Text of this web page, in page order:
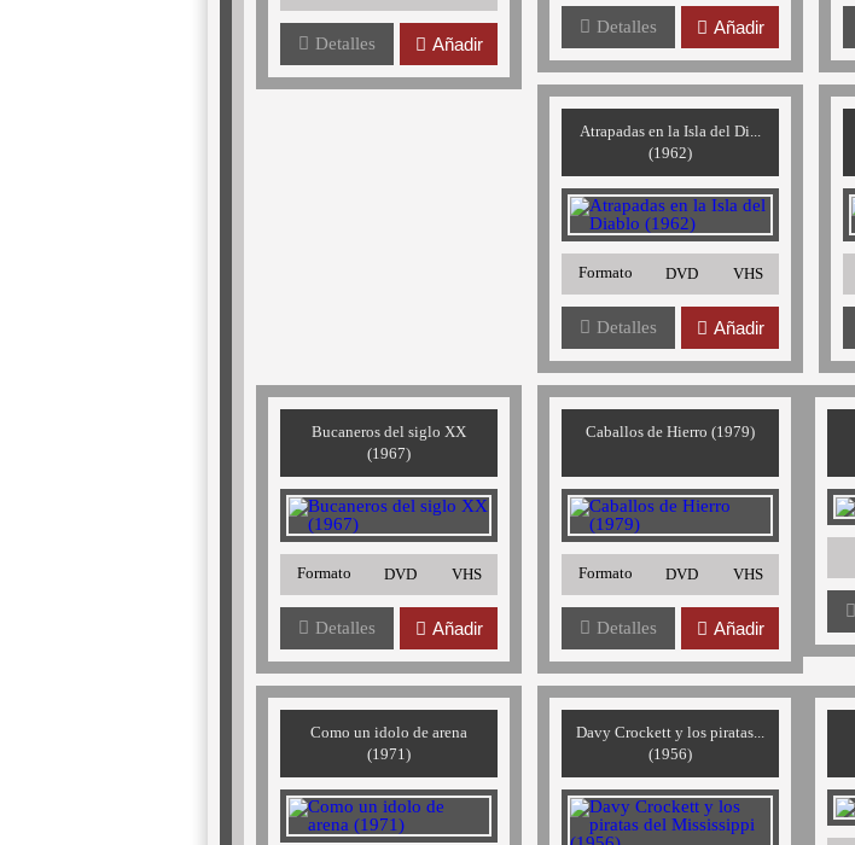
Detalles Añadir
Detalles Añadir
Atrapadas en la Isla del Di...
(1962)
Formato DVD VHS
Detalles Añadir
Bucaneros del siglo XX
(1967)
Formato DVD VHS
Detalles Añadir
Caballos de Hierro (1979)
Formato DVD VHS
Detalles Añadir
Como un idolo de arena
(1971)
Davy Crockett y los piratas...
(1956)